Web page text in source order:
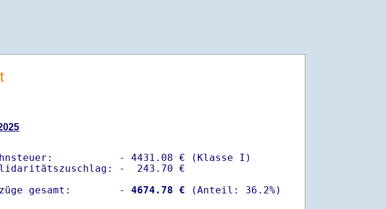
- 4431.08 € (Klasse I)
-  243.70 €
gesamt:        -
4674.78 €